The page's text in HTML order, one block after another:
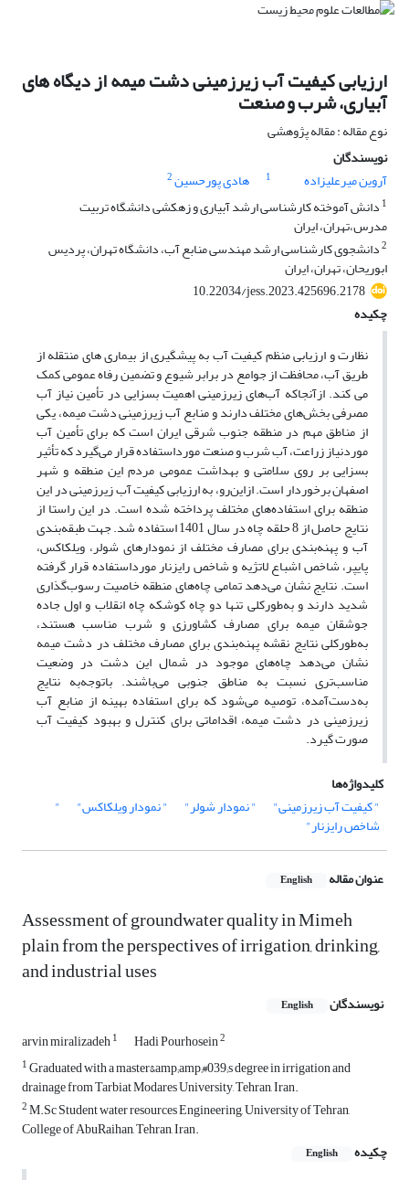
ارزیابی کیفیت آب زیرزمینی دشت میمه از دیگاه های
آبیاری، شرب و صنعت
نوع مقاله : مقاله پژوهشی
نویسندگان
آروین میرعلیزاده
1 هادی پورحسین2
1 دانش آموخته کارشناسی ارشد آبیاری و زهکشی دانشگاه تربیت
مدرس،تهران، ایران
2دانشجوی کارشناسی ارشد مهندسی منابع آب، دانشگاه تهران، پردیس
ابوریحان، تهران، ایران
10.22034/jess.2023.425696.2178
چکیده
نظارت و ارزیابی منظم کیفیت آب به پیشگیری از بیماری های منتقله از
طریق آب، محافظت از جوامع در برابر شیوع و تضمین رفاه عمومی کمک
می کند. ازآنجاکه آب‌های زیرزمینی اهمیت بسزایی در تأمین نیاز آب
مصرفی بخش‌های مختلف دارند و منابع آب زیرزمینی دشت میمه، یکی
از مناطق مهم در منطقه جنوب شرقی ایران است که برای تأمین آب
موردنیاز زراعت، آب شرب و صنعت مورداستفاده قرار می‌گیرد که تأثیر
بسزایی بر روی سلامتی و بهداشت عمومی مردم این منطقه و شهر
اصفهان برخوردار است. ازاین‌رو، به ارزیابی کیفیت آب زیرزمینی در این
منطقه برای استفاده‌های مختلف پرداخته شده است. در این راستا از
نتایج حاصل از 8 حلقه چاه در سال 1401 استفاده شد. جهت طبقه‌بندی
آب و پهنه‌بندی برای مصارف مختلف از نمودارهای شولر، ویلکاکس،
پایپر، شاخص اشباع لاتژیه و شاخص رایزنار مورداستفاده قرار گرفته
است. نتایج نشان می‌دهد تمامی چاه‌های منطقه خاصیت رسوب‌گذاری
شدید دارند و به‌طورکلی تنها دو چاه کوشکه چاه انقلاب و اول جاده
جوشقان میمه برای مصارف کشاورزی و شرب مناسب هستند،
به‌طورکلی نتایج نقشه پهنه‌بندی برای مصارف مختلف در دشت میمه
نشان می‌دهد چاه‌های موجود در شمال این دشت در وضعیت
مناسب‌تری نسبت به مناطق جنوبی می‌باشند. باتوجه‌به نتایج
به‌دست‌آمده، توصیه می‌شود که برای استفاده بهینه از منابع آب
زیرزمینی در دشت میمه، اقداماتی برای کنترل و بهبود کیفیت آب
صورت گیرد.
کلیدواژه‌ها
" کیفیت آب زیرزمینی"
" نمودار شولر" " نمودار ویلکاکس" "
شاخص رایزنار"
عنوان مقاله English
Assessment of groundwater quality in Mimeh
plain from the perspectives of irrigation, drinking,
and industrial uses
نویسندگان English
arvin miralizadeh1 Hadi Pourhosein2
1Graduated with a master&amp;amp;#039;s degree in irrigation and
drainage from Tarbiat Modares University, Tehran, Iran.
2M.Sc Student water resources Engineering, University of Tehran,
College of AbuRaihan, Tehran, Iran.
چکیده
English